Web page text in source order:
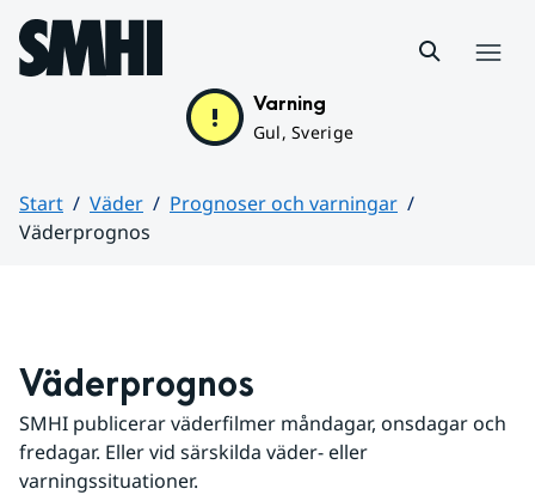
Hoppa till sidans innehåll
Varning
Gul, Sverige
Start Väder
Prognoser och varningar
Väderprognos
Väderprognos
SMHI publicerar väderfilmer måndagar, onsdagar och
fredagar. Eller vid särskilda väder- eller
varningssituationer.